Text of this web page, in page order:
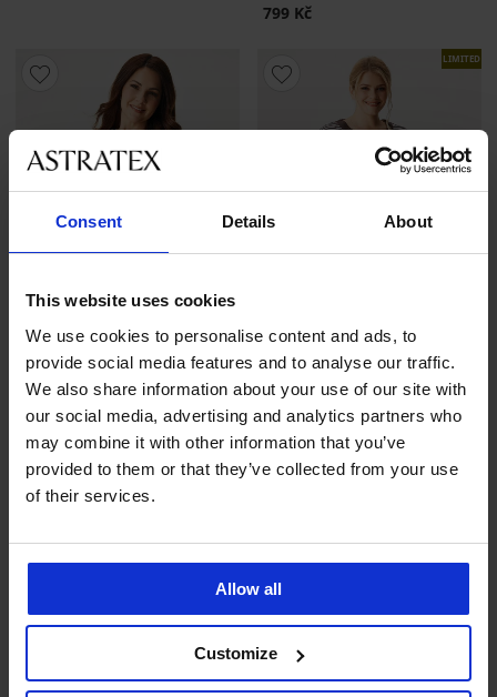
Consent Details About
This website uses cookies
We use cookies to personalise content and ads, to
provide social media features and to analyse our traffic.
We also share information about your use of our site with
our social media, advertising and analytics partners who
may combine it with other information that you’ve
provided to them or that they’ve collected from your use
of their services.
Allow all
Customize
799 Kč
4,8
BESTSELLER
Noční košile Signature Avril
799 Kč
LIMITED
Bavlněná noční košile Flora
Stripe plus size krátk...